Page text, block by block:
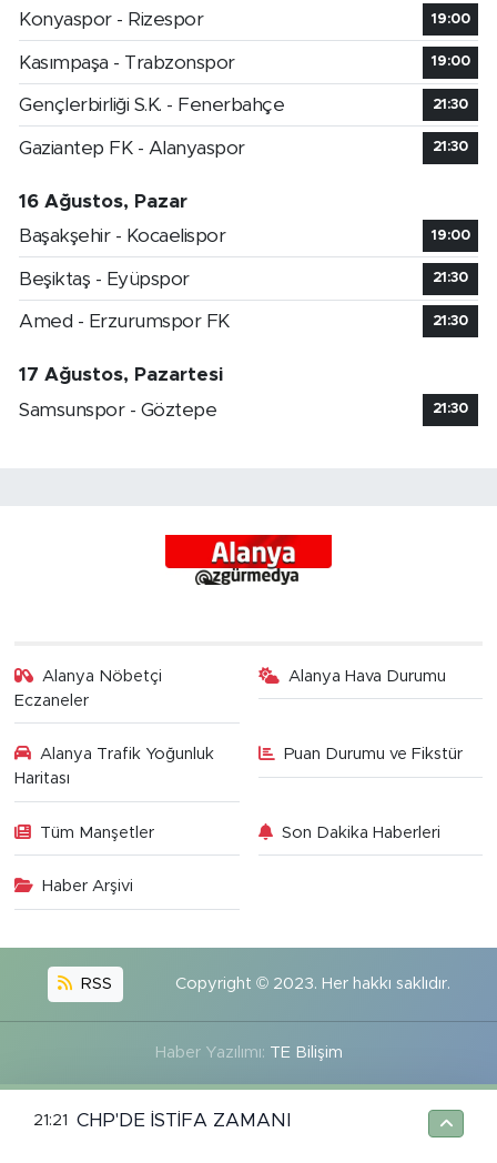
Konyaspor - Rizespor
19:00
Kasımpaşa - Trabzonspor 19:00
Gençlerbirliği S.K. - Fenerbahçe 21:30
Gaziantep FK - Alanyaspor 21:30
16 Ağustos, Pazar
Başakşehir - Kocaelispor
19:00
Beşiktaş - Eyüpspor 21:30
Amed - Erzurumspor FK 21:30
17 Ağustos, Pazartesi
Samsunspor - Göztepe
21:30
Alanya Nöbetçi
Eczaneler
Alanya Hava Durumu
Alanya Trafik Yoğunluk
Haritası
Puan Durumu ve Fikstür
Tüm Manşetler Son Dakika Haberleri
Haber Arşivi
RSS Copyright © 2023. Her hakkı saklıdır.
Haber Yazılımı: TE Bilişim
21:21 CHP'DE İSTİFA ZAMANI